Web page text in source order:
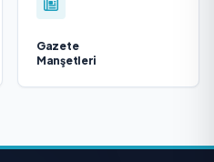
Gazete
Manşetleri